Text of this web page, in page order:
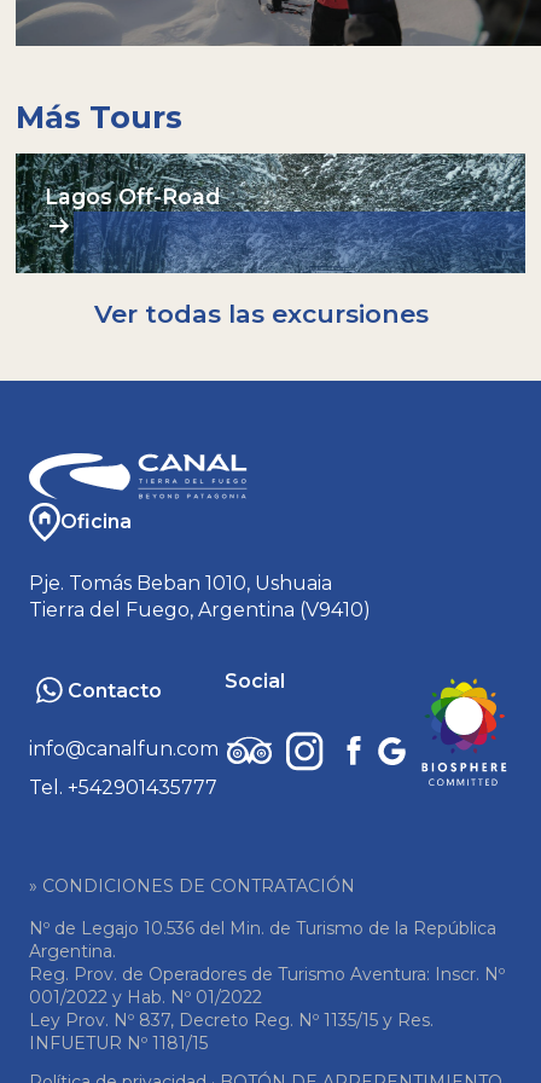
Más Tours
Lagos Off-Road
Ver todas las excursiones
Oficina
Pje. Tomás Beban 1010, Ushuaia
Tierra del Fuego, Argentina (V9410)
Contacto
info@canalfun.com
Tel. +542901435777
Social
» CONDICIONES DE CONTRATACIÓN
Nº de Legajo 10.536 del Min. de Turismo de la República
Argentina.
Reg. Prov. de Operadores de Turismo Aventura: Inscr. Nº
001/2022 y Hab. Nº 01/2022
Ley Prov. Nº 837, Decreto Reg. Nº 1135/15 y Res.
INFUETUR Nº 1181/15